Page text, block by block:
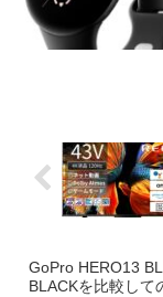
GoPro HERO13
BLACKを比較して